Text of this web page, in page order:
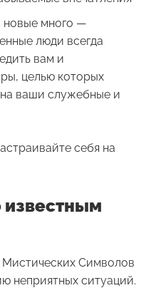
новые много —
люди всегда
вам и
целью которых
на ваши служебные и
себя на
известным
Мистических Символов
неприятных ситуаций.